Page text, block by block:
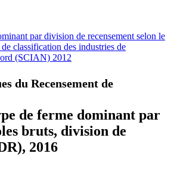
par division de recensement selon le
classification des industries de
(SCIAN) 2012
du Recensement de
de ferme dominant par
bruts, division de
2016